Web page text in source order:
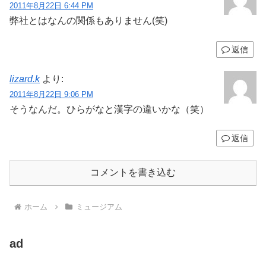
2011年8月22日 6:44 PM
弊社とはなんの関係もありません(笑)
返信
lizard.k より:
2011年8月22日 9:06 PM
そうなんだ。ひらがなと漢字の違いかな（笑）
返信
コメントを書き込む
ホーム ミュージアム
ad